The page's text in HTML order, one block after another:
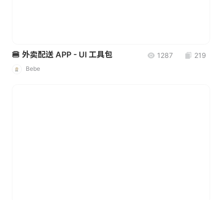
🍔 外卖配送 APP - UI 工具包 1287 219
Bebe